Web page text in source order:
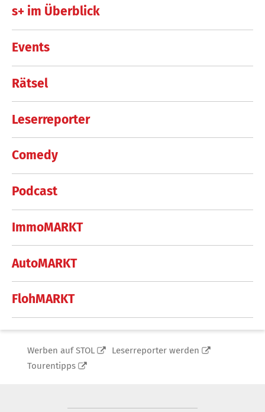
s+ im Überblick
Events
Rätsel
Leserreporter
Comedy
Podcast
ImmoMARKT
AutoMARKT
FlohMARKT
Werben auf STOL
Leserreporter werden
Tourentipps